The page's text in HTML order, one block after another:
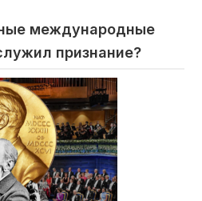
международные
признание?